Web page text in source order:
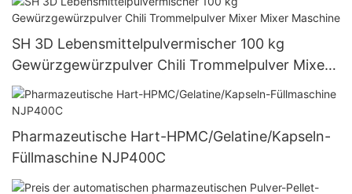
SH 3D Lebensmittelpulvermischer 100 kg
Gewürzgewürzpulver Chili Trommelpulver Mixer
Mixer Maschine
Pharmazeutische Hart-HPMC/Gelatine/Kapseln-
Füllmaschine NJP400C